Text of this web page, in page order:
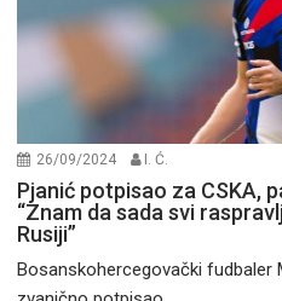
26/09/2024 I. Ć.
Pjanić potpisao za CSKA,
“Znam da sada svi
Rusiji”
Bosanskohercegovački fudbaler